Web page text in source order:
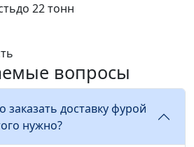
до 22 тонн
вопросы
доставку фурой
нужно?